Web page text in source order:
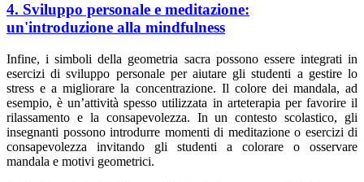
4. Sviluppo personale e meditazione:
un'introduzione alla mindfulness
Infine, i simboli della geometria sacra possono essere integrati in
esercizi di sviluppo personale per aiutare gli studenti a gestire lo
stress e a migliorare la concentrazione. Il colore dei mandala, ad
esempio, è un’attività spesso utilizzata in arteterapia per favorire il
rilassamento e la consapevolezza. In un contesto scolastico, gli
insegnanti possono introdurre momenti di meditazione o esercizi di
consapevolezza invitando gli studenti a colorare o osservare
mandala e motivi geometrici.